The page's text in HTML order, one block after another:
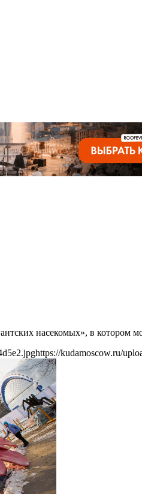
насекомых», в котором
https://kudamoscow.ru/